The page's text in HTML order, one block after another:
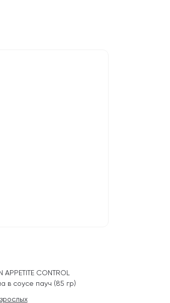
CONTROL
в соусе пауч (85 гр)